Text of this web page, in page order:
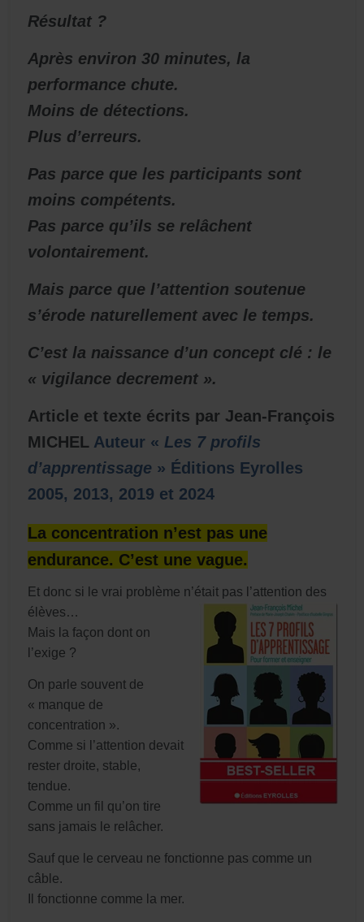
Résultat ?
Après environ 30 minutes, la
performance chute.
Moins de détections.
Plus d’erreurs.
Pas parce que les participants sont
moins compétents.
Pas parce qu’ils se relâchent
volontairement.
Mais parce que l’attention soutenue
s’érode naturellement avec le temps.
C’est la naissance d’un concept clé : le
« vigilance decrement ».
Article et texte écrits par Jean-François
MICHEL Auteur « Les 7 profils
d’apprentissage » Éditions Eyrolles
2005, 2013, 2019 et 2024
La concentration n’est pas une
endurance. C’est une vague.
Et donc si le vrai problème n’était pas l’attention des
élèves…
Mais la façon dont on
l’exige ?
On parle souvent de
« manque de
concentration ».
Comme si l’attention devait
rester droite, stable,
tendue.
Comme un fil qu’on tire
sans jamais le relâcher.
Sauf que le cerveau ne fonctionne pas comme un
câble.
Il fonctionne comme la mer.